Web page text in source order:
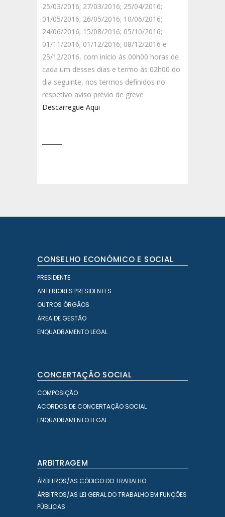
25/03/2016; 27/03/2016; 25/04/2016;
01/05/2016; 26/05/2016; 10/06/2016;
24/06/2016; 15/08/2016; 05/10/2016;
01/11/2016; 01/12/2016; 08/12/2016 e
25/12/2016, com início às 00h00 horas de
cada um desses dias e termo às 02h00 do
dia seguinte, nos termos definidos no
respetivo aviso prévio de greve
Descarregue Aqui
CONSELHO ECONÓMICO E SOCIAL
PRESIDENTE
ANTERIORES PRESIDENTES
OUTROS ÓRGÃOS
ÁREA DE GESTÃO
ENQUADRAMENTO LEGAL
CONCERTAÇÃO SOCIAL
COMPOSIÇÃO
ACORDOS DE CONCERTAÇÃO SOCIAL
ENQUADRAMENTO LEGAL
ARBITRAGEM
ÁRBITROS/AS CÓDIGO DO TRABALHO
ÁRBITROS/AS LEI GERAL DO TRABALHO EM FUNÇÕES
PÚBLICAS